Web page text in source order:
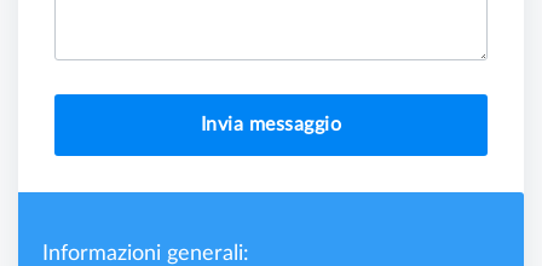
Invia messaggio
Informazioni generali: